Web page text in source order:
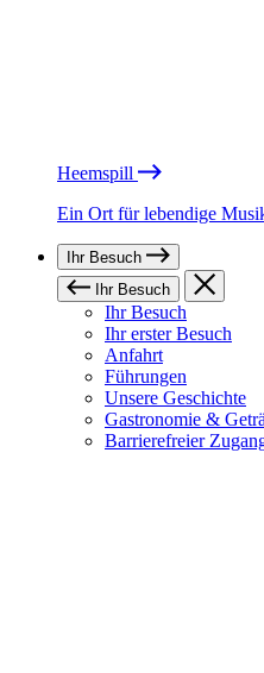
Heemspill
Ein Ort für lebendige
Ihr Besuch
Ihr Besuch
Ihr Besuch
Ihr erster Besuch
Anfahrt
Führungen
Unsere Geschichte
Gastronomie &
Barrierefreier